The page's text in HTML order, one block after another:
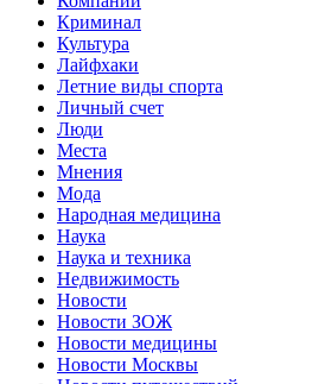
Криминал
Культура
Лайфхаки
Летние виды спорта
Личный счет
Люди
Места
Мнения
Мода
Народная медицина
Наука
Наука и техника
Недвижимость
Новости
Новости ЗОЖ
Новости медицины
Новости Москвы